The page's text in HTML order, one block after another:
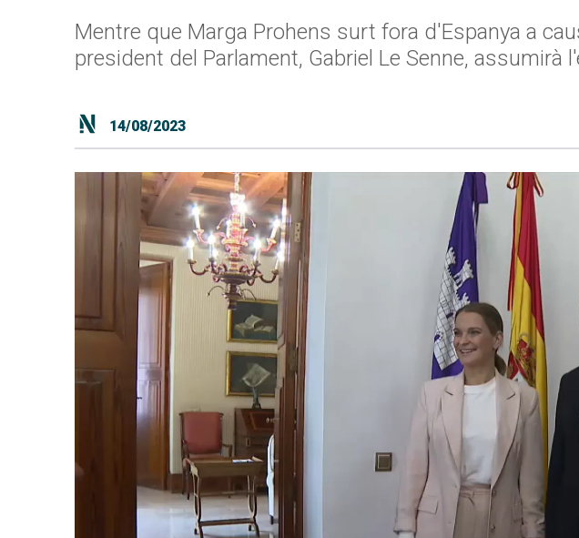
Mentre que Marga Prohens surt fora d'Espanya a
president del Parlament, Gabriel Le Senne, assumirà
14/08/2023